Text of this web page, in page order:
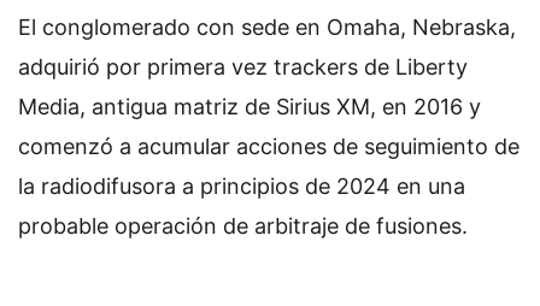
El conglomerado con sede en Omaha, Nebraska,
adquirió por primera vez trackers de Liberty
Media, antigua matriz de Sirius XM, en 2016 y
comenzó a acumular acciones de seguimiento de
la radiodifusora a principios de 2024 en una
probable operación de arbitraje de fusiones.